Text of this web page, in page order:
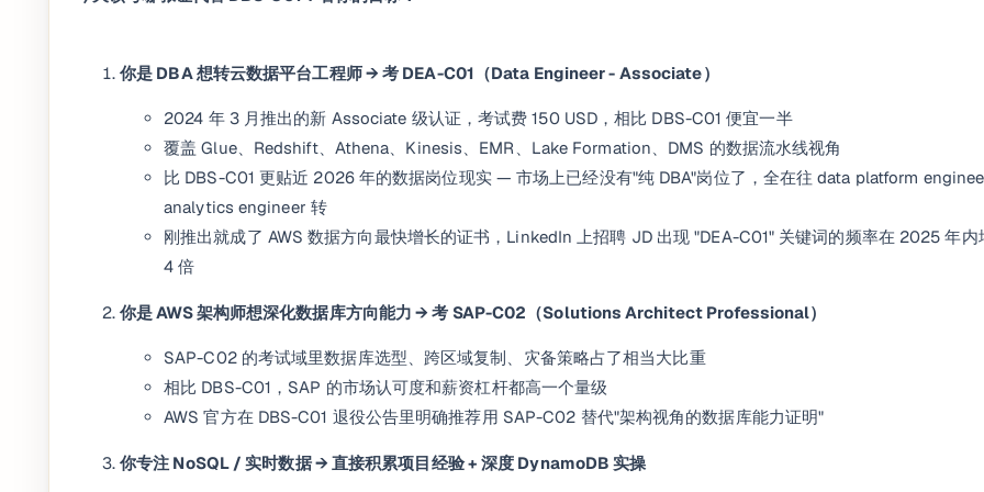
你是 DBA 想转云数据平台工程师 → 考 DEA-C01（Data Engineer - Associate）
2024 年 3 月推出的新 Associate 级认证，考试费 150 USD，相比 DBS-C01 便宜一半
覆盖 Glue、Redshift、Athena、Kinesis、EMR、Lake Formation、DMS 的数据流水线视角
比 DBS-C01 更贴近 2026 年的数据岗位现实 — 市场上已经没有"纯 DBA"岗位了，全在往 data platform
analytics engineer 转
刚推出就成了 AWS 数据方向最快增长的证书，LinkedIn 上招聘 JD 出现 "DEA-C01" 关键词的频率在 2025 年内
4 倍
你是 AWS 架构师想深化数据库方向能力 → 考 SAP-C02（Solutions Architect Professional）
SAP-C02 的考试域里数据库选型、跨区域复制、灾备策略占了相当大比重
相比 DBS-C01，SAP 的市场认可度和薪资杠杆都高一个量级
AWS 官方在 DBS-C01 退役公告里明确推荐用 SAP-C02 替代"架构视角的数据库能力证明"
你专注 NoSQL / 实时数据 → 直接积累项目经验 + 深度 DynamoDB 实操